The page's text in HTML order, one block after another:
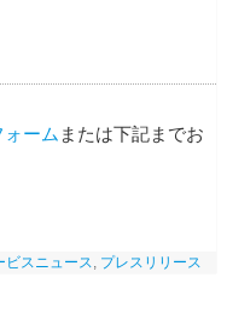
ーム または下記までお
ビスニュース, プレスリリース